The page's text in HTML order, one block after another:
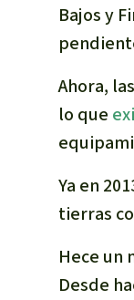
Bajos y
Ahora,
lo que
Ya en
tierras
Hece un
Desde